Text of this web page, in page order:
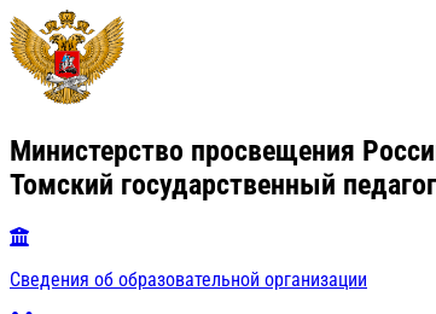
Министерство просвещения
Томский государственный
Сведения об образовательной организации